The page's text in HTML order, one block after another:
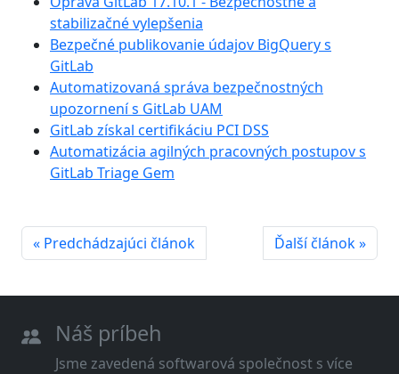
stabilizačné vylepšenia
Bezpečné publikovanie údajov BigQuery s
GitLab
Automatizovaná správa bezpečnostných
upozornení s GitLab UAM
GitLab získal certifikáciu PCI DSS
Automatizácia agilných pracovných postupov s
GitLab Triage Gem
« Predchádzajúci článok Ďalší článok »
Náš príbeh
Jsme zavedená softwarová společnost s více